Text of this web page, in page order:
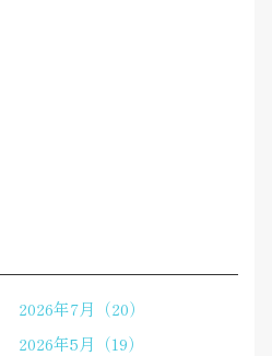
2026年7月（20）
2026年5月（19）